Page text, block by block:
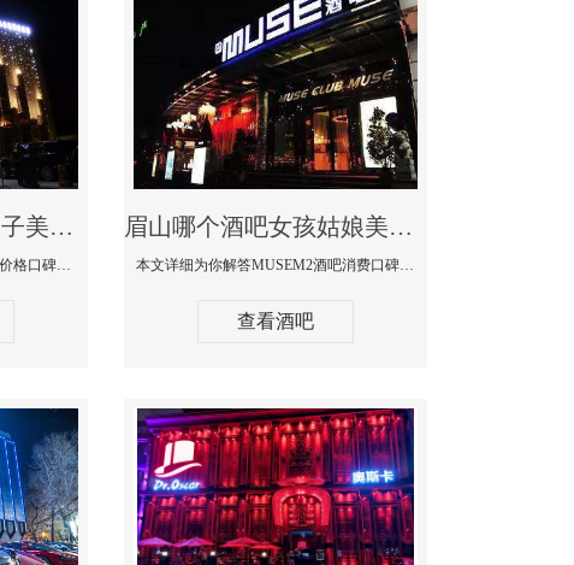
眉山哪个蹦迪酒吧妹子美女多环境好-赫本酒吧消费价格口碑点评
本文详细为你解答赫本酒吧消费价格口碑点评，更多关于哪个蹦迪酒吧妹子美女多环境好咨询150 99997335微信同步！
眉山哪个酒吧女孩姑娘美女多-MUSEM2酒吧消费口碑点评
本文详细为你解答MUSEM2酒吧消费口碑点评，更多关于哪个酒吧女孩姑娘美女多免费咨询150 99997335微信同步！
查看酒吧